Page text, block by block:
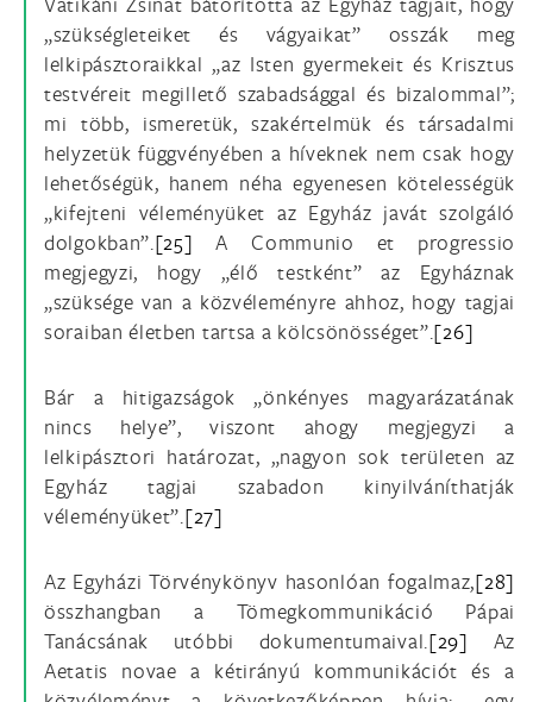
„szükségleteiket és vágyaikat” osszák meg
lelkipásztoraikkal „az Isten gyermekeit és Krisztus
testvéreit megillető szabadsággal és bizalommal”;
mi több, ismeretük, szakértelmük és társadalmi
helyzetük függvényében a híveknek nem csak hogy
lehetőségük, hanem néha egyenesen kötelességük
„kifejteni véleményüket az Egyház javát szolgáló
dolgokban”.[25] A Communio et progressio
megjegyzi, hogy „élő testként” az Egyháznak
„szüksége van a közvéleményre ahhoz, hogy tagjai
soraiban életben tartsa a kölcsönösséget”.[26]
Bár a hitigazságok „önkényes magyarázatának
nincs helye”, viszont ahogy megjegyzi a
lelkipásztori határozat, „nagyon sok területen az
Egyház tagjai szabadon kinyilváníthatják
véleményüket”.[27]
Az Egyházi Törvénykönyv hasonlóan fogalmaz,[28]
összhangban a Tömegkommunikáció Pápai
Tanácsának utóbbi dokumentumaival.[29] Az
Aetatis novae a kétirányú kommunikációt és a